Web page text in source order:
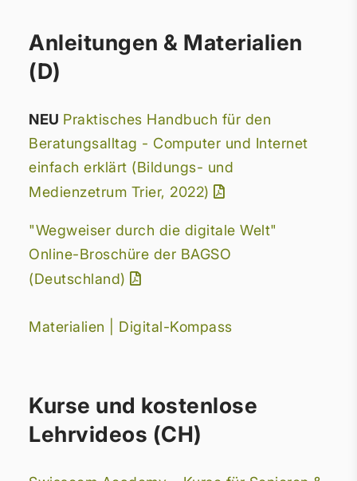
Anleitungen & Materialien
(D)
NEU Praktisches Handbuch für den
Beratungsalltag - Computer und Internet
einfach erklärt (Bildungs- und
Medienzetrum Trier, 2022)
"Wegweiser durch die digitale Welt"
Online-Broschüre der BAGSO
(Deutschland)
Materialien | Digital-Kompass
Kurse und kostenlose
Lehrvideos (CH)